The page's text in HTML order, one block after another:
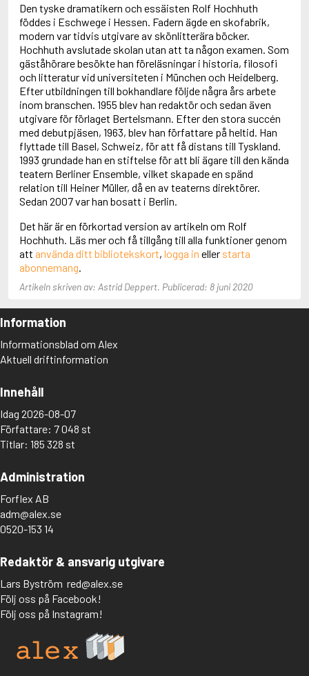
Adolfsson, Eva
Adolfsson, Evert
Adolfsson, Gunnar
Adolfsson, Josefine
Adolfsson, Maria
Adolphsen, Peter
Den tyske dramatikern och essäisten Rolf Hochhuth
föddes i Eschwege i Hessen. Fadern ägde en skofabrik,
modern var tidvis utgivare av skönlitterära böcker.
Hochhuth avslutade skolan utan att ta någon examen. Som
gäståhörare besökte han föreläsningar i historia, filosofi
och litteratur vid universiteten i München och Heidelberg.
Efter utbildningen till bokhandlare följde några års arbete
inom branschen. 1955 blev han redaktör och sedan även
utgivare för förlaget Bertelsmann. Efter den stora succén
med debutpjäsen, 1963, blev han författare på heltid. Han
flyttade till Basel, Schweiz, för att få distans till Tyskland.
1993 grundade han en stiftelse för att bli ägare till den kända
teatern Berliner Ensemble, vilket skapade en spänd
relation till Heiner Müller, då en av teaterns direktörer.
Sedan 2007 var han bosatt i Berlin.
Det här är en förkortad version av artikeln om Rolf
Hochhuth. Läs mer och få tillgång till alla funktioner genom
att använda ditt bibliotekskort, logga in eller starta
abonnemang
Artikeln skriven av: Astrid Deppert. Publicerad: 8 juni 2020
Information
Informationsblad om Alex
Aktuell driftinformation
Innehåll
Idag 2026-08-07
Författare: 7 048 st
Titlar: 185 328 st
Administration
Forflex AB
adm@alex.se
0520-153 14
Redaktör & ansvarig utgivare
Lars Byström red@alex.se
Följ oss på Facebook!
Följ oss på Instagram!